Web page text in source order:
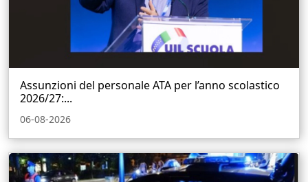
Assunzioni del personale ATA per l’anno scolastico
2026/27:...
06-08-2026